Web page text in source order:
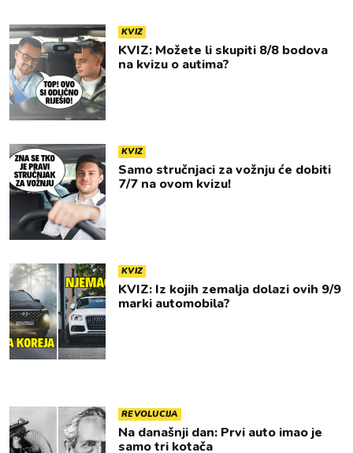
KVIZ
KVIZ: Možete li skupiti 8/8 bodova
na kvizu o autima?
KVIZ
Samo stručnjaci za vožnju će dobiti
7/7 na ovom kvizu!
KVIZ
KVIZ: Iz kojih zemalja dolazi ovih 9/9
marki automobila?
REVOLUCIJA
Na današnji dan: Prvi auto imao je
samo tri kotača